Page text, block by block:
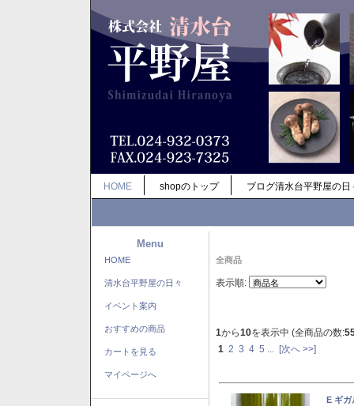
HOME shopのトップ ブログ清水台平野屋の日
Menu
HOME
清水台平野屋の日々
イベント案内
おすすめの商品
カートを見る
マイページへ
全商品
表示順:
1から10を表示中 (全商品の数:
1 2 3 4 5 [次へ >>]
E ギ